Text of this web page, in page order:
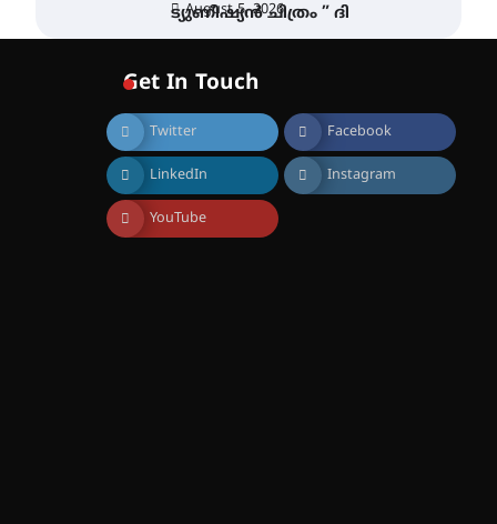
August 5, 2026
ട്യുണീഷ്യൻ ചിത്രം ” ദി
സൊസൈറ്റി ആഗസ്റ്റ് 7
വെള്ളിയാഴ്ച സ്‌ക്രീൻ
ചെയ്യുന്നു
August 6, 2026
സെന്റ് ജോസഫ്സ് കോളജ്
കോമേഴ്‌സ്
അസോസിയേഷന്
തുടക്കമായി
Get In Touch
Twitter Facebook
LinkedIn Instagram
YouTube